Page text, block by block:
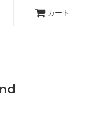
カート